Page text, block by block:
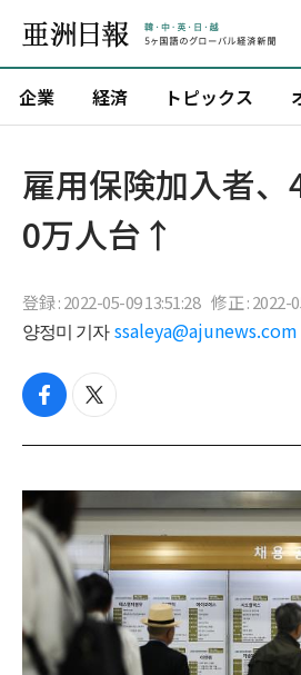
企業 経済 トピックス
雇用保険加入者
0万人台↑
登録 : 2022-05-09 13:51:28 修正 : 2022-
양정미 기자 ssaleya@ajunews.com
f
c
b
o
k
t
i
t
e
r